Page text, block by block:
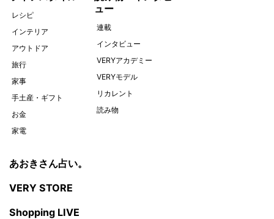
レシピ
インテリア
アウトドア
旅行
家事
手土産・ギフト
お金
家電
ュー
連載
インタビュー
VERYアカデミー
VERYモデル
リカレント
読み物
あおきさん占い。
VERY STORE
Shopping LIVE